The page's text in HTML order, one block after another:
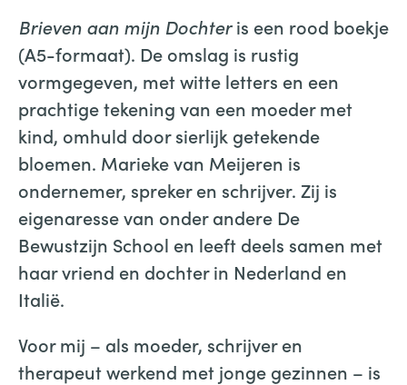
Brieven aan mijn Dochteris een rood boekje
(A5-formaat). De omslag is rustig
vormgegeven, met witte letters en een
prachtige tekening van een moeder met
kind, omhuld door sierlijk getekende
bloemen. Marieke van Meijeren is
ondernemer, spreker en schrijver. Zij is
eigenaresse van onder andere De
Bewustzijn School en leeft deels samen met
haar vriend en dochter in Nederland en
Italië.
Voor mij – als moeder, schrijver en
therapeut werkend met jonge gezinnen – is